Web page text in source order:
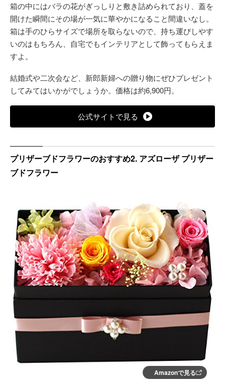
箱の中にはバラの花がぎっしりと敷き詰められており、蓋を
開けた瞬間にその場が一気に華やかになること間違いなし。
箱は手のひらサイズで場所を取らないので、持ち運びしやす
いのはもちろん、自宅でもインテリアとして飾ってもらえま
すよ。
結婚式や二次会など、新郎新婦への贈り物にぜひプレゼント
してみてはいかがでしょうか。価格は約6,900円。
公式サイトで見る
プリザーブドフラワーのおすすめ2. アズローザ プリザー
ブドフラワー
Amazonで見る